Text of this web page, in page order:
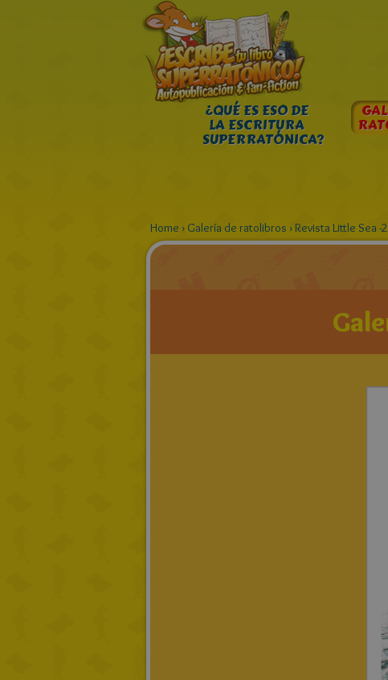
¿QUÉ ES ESO DE
LA ESCRITURA
SUPERRATÓNICA?
Home › Galería de ratolibros ›Revista Little Sea -